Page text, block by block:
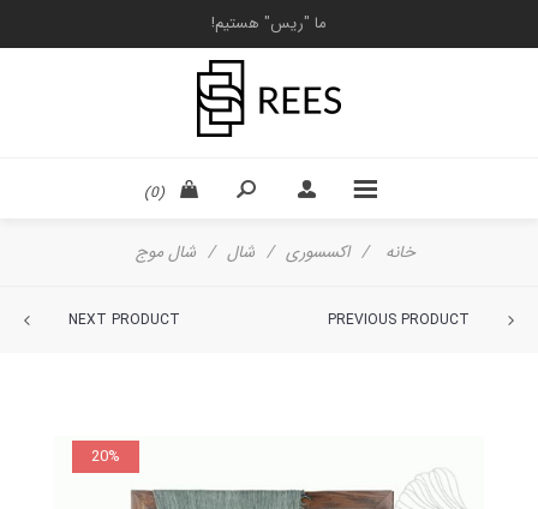
ما "ریس" هستیم!
(0)
خانه / اکسسوری / شال / شال موج
PREVIOUS PRODUCT
NEXT PRODUCT
20%